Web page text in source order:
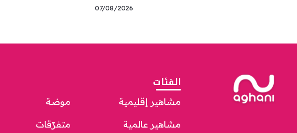
07/08/2026
الفئات
مشاهير إقليمية
مشاهير عالمية
موضة
متفرّقات